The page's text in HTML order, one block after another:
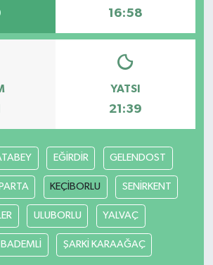
16:58
YATSI
21:39
EĞİRDİR GELENDOST
KEÇİBORLU SENİRKENT
ULUBORLU YALVAÇ
ŞARKİ KARAAĞAÇ